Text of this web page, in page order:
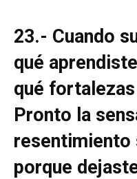
23.- Cuando
qué
qué
Pronto la
resentimiento
porque